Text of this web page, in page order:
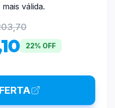
válida.
22% OFF